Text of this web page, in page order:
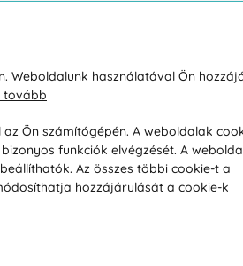
Társaságról
Magánélet
Tanácsadó iroda
Weboldalunk használatával Ön
tovább
Ön számítógépén. A weboldalak
funkciók elvégzését. A
Az összes többi cookie-t a
hozzájárulását a cookie-k